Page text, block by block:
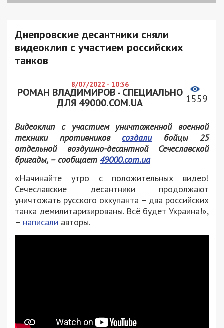
Днепровские десантники сняли
видеоклип с участием российских
танков
8/07/2022 - 10:36
РОМАН ВЛАДИМИРОВ - СПЕЦИАЛЬНО
ДЛЯ 49000.COM.UA
1559
Видеоклип с участием уничтоженной военной
техники противников создалибойцы 25
отдельной воздушно-десантной Сечеславской
бригады, – сообщает 49000.com.ua
«Начинайте утро с положительных видео!
Сечеславские десантники продолжают
уничтожать русского оккупанта – два российских
танка демилитаризированы. Всё будет Украина!»,
– написали авторы.